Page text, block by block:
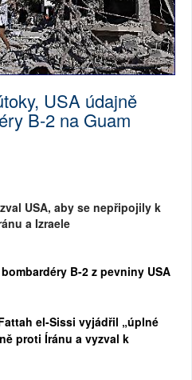
USA údajně
B-2 na Guam
USA, aby se nepřipojily k
a Izraele
B-2 z pevniny USA
el-Sissi vyjádřil „úplné
proti Íránu a vyzval k